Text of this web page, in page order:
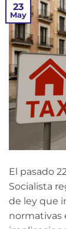
23
May
El pasado
Socialista
de ley que
normativas